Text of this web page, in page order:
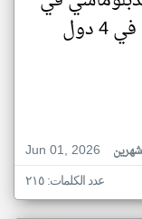
إفريقيا بافتتاح ممثليات في 4 دول
Jun 01, 2026
عدد الكلمات: ٢١٥